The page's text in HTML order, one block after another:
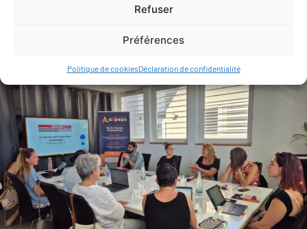
Refuser
Préférences
Politique de cookiesDéclaration de confidentialité